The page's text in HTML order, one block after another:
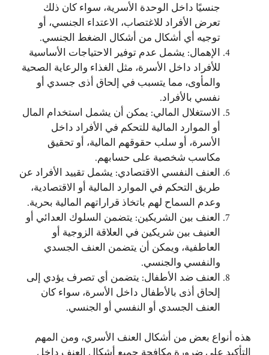
جنسيًا داخل الوحدة الأسرية، سواء كان ذلك
تعرض الأفراد للاغتصاب، الاعتداء الجنسي، أو
توجيه أي أشكال من أشكال الضغط الجنسي.
الإهمال: يشمل عدم توفير الاحتياجات الأساسية
للأفراد داخل الأسرة، مثل الغذاء والرعاية الصحية
والمأوى، مما يتسبب في إلحاق أذى جسدي أو
نفسي بالأفراد.
الاستغلال المالي: يمكن أن يشمل استخدام المال
أو الموارد المالية للتحكم في الأفراد داخل
الأسرة، أو سلب حقوقهم المالية، أو تحقيق
مكاسب شخصية على حسابهم.
العنف النفسي الاقتصادي: يشمل تقييد الأفراد عن
طريق التحكم في الموارد المالية أو الاقتصادية،
وعدم السماح لهم باتخاذ قراراتهم المالية بحرية.
العنف بين الشريكين: يتضمن السلوك العدائي أو
العنيف بين شريكين في العلاقة الزوجية أو
العاطفية، ويمكن أن يتضمن العنف الجسدي
والنفسي والجنسي.
العنف ضد الأطفال: يتضمن أي تصرف يؤدي إلى
إلحاق أذى بالأطفال داخل الأسرة، سواء كان
العنف الجسدي أو النفسي أو الجنسي.
هذه أنواع بعض من أشكال العنف الأسري، ومن المهم